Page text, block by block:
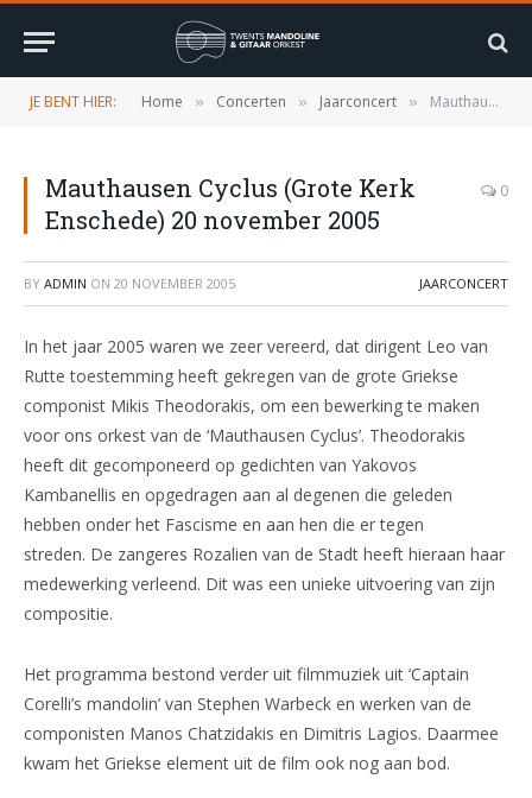
JE BENT HIER: Home » Concerten » Jaarconcert » Mauthausen Cyclus (Grote Kerk Enschede) 20 november 2005
Mauthausen Cyclus (Grote Kerk
Enschede) 20 november 2005
0
BY ADMIN ON 20 NOVEMBER 2005 JAARCONCERT
In het jaar 2005 waren we zeer vereerd, dat dirigent Leo van
Rutte toestemming heeft gekregen van de grote Griekse
componist Mikis Theodorakis, om een bewerking te maken
voor ons orkest van de ‘Mauthausen Cyclus’. Theodorakis
heeft dit gecomponeerd op gedichten van Yakovos
Kambanellis en opgedragen aan al degenen die geleden
hebben onder het Fascisme en aan hen die er tegen
streden. De zangeres Rozalien van de Stadt heeft hieraan haar
medewerking verleend. Dit was een unieke uitvoering van zijn
compositie.
Het programma bestond verder uit filmmuziek uit ‘Captain
Corelli’s mandolin’ van Stephen Warbeck en werken van de
componisten Manos Chatzidakis en Dimitris Lagios. Daarmee
kwam het Griekse element uit de film ook nog aan bod.